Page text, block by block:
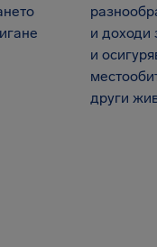
и доходи
и
други